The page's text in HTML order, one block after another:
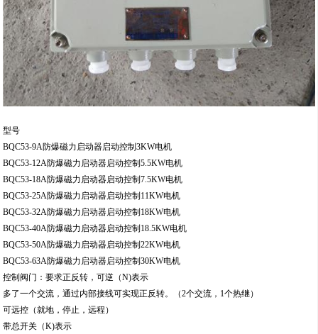
型号
BQC53-9A防爆磁力启动器启动控制3KW电机
BQC53-12A防爆磁力启动器启动控制5.5KW电机
BQC53-18A防爆磁力启动器启动控制7.5KW电机
BQC53-25A防爆磁力启动器启动控制11KW电机
BQC53-32A防爆磁力启动器启动控制18KW电机
BQC53-40A防爆磁力启动器启动控制18.5KW电机
BQC53-50A防爆磁力启动器启动控制22KW电机
BQC53-63A防爆磁力启动器启动控制30KW电机
控制阀门：要求正反转，可逆（N)表示
多了一个交流，通过内部接线可实现正反转。（2个交流，1个热继）
可远控（就地，停止，远程）
带总开关（K)表示